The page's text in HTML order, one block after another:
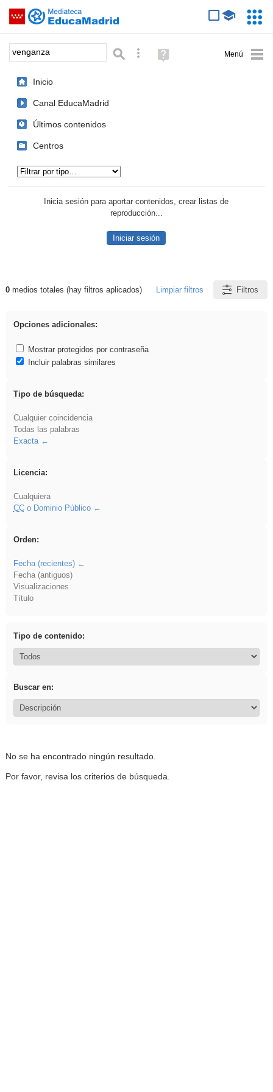
Saltar navegación
Palabra o frase: Búsqueda avanzada
Ayuda
(en
Inicio
Canal EducaMadrid
Últimos contenidos
Centros
Inicia sesión para aportar contenidos, crear listas de
reproducción...
Iniciar sesión
Resultados de: venganza
0medios totales (hay filtros aplicados) Limpiar filtros Filtros
Opciones adicionales:
Mostrar protegidos por contraseña
Incluir palabras similares
Tipo de búsqueda:
Cualquier coincidencia
Todas las palabras
Exacta
Licencia:
Cualquiera
CCo Dominio Público
Orden:
Fecha (recientes)
Fecha (antiguos)
Visualizaciones
Título
Tipo de contenido:
Buscar en:
No se ha encontrado ningún resultado.
Por favor, revisa los criterios de búsqueda.